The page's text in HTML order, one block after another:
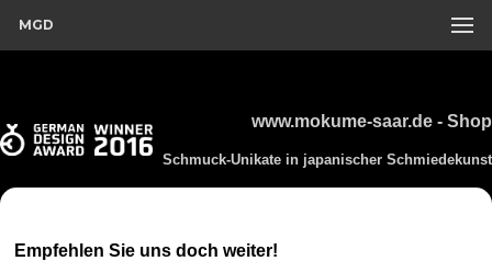
MGD
www.mokume-saar.de - Shop
Schmuck-Unikate in japanischer Schmiedekunst
Empfehlen Sie uns doch weiter!